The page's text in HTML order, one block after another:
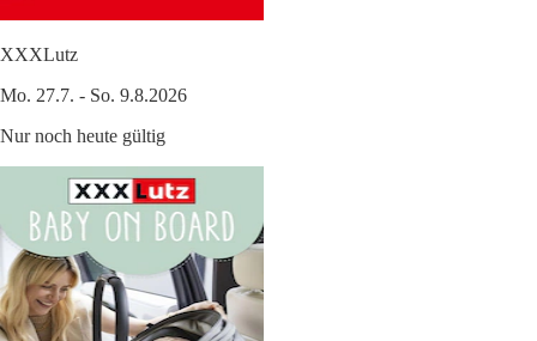
XXXLutz
Mo. 27.7. - So. 9.8.2026
Nur noch heute gültig